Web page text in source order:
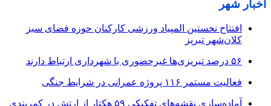
اخبار شهر
افتتاح نخستین المپیاد ورزشی کارکنان حوزه فضای سبز
کلان‌شهر تبریز
۵۶ درصد تبریزی‌ها غیرحضوری با شهرداری ارتباط دارند
فعالیت مستمر ۱۱۶ پروژه عمرانی در شرایط جنگی
آماده‌سازی نقشه‌های تفکیکی ۵۹ هکتار از ارتش در کمربندی